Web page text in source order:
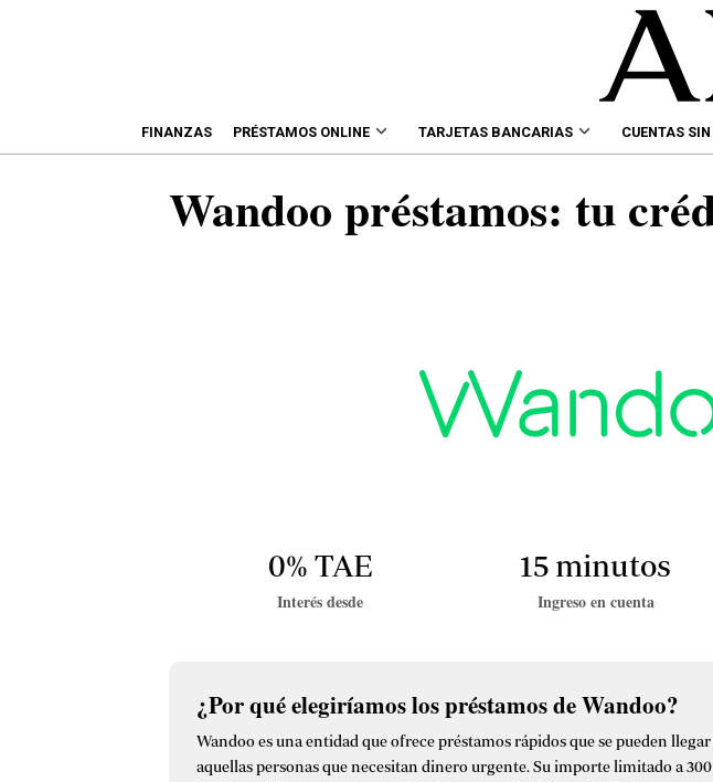
FINANZAS PRÉSTAMOS ONLINE TARJETAS BANCARIAS CUENTAS
Wandoo préstamos: tu
0% TAE
Interés desde
15 minutos
Ingreso en cuenta
¿Por qué elegiríamos los préstamos de Wandoo?
Wandoo es una entidad que ofrece préstamos rápidos que se pueden
aquellas personas que necesitan dinero urgente. Su importe limitado a